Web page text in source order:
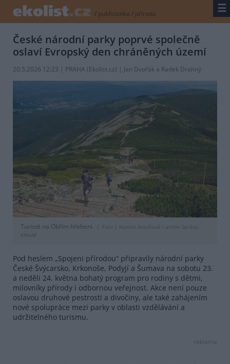
/ publicistika / příroda ☰
České národní parky poprvé společně
oslaví Evropský den chráněných území
20.5.2026 12:23 | PRAHA (Ekolist.cz) | Jan Dvořák a Radek Drahný
Turisté na Obřím hřebeni. Foto |
Kamila Antošová / archiv Správy
KRNAP
Pod heslem „Spojeni přírodou“ připravily národní parky
České Švýcarsko, Krkonoše, Podyjí a Šumava na sobotu 23.
a neděli 24. května bohatý program pro rodiny s dětmi,
milovníky přírody i odbornou veřejnost. Akce není pouze
oslavou druhové pestrosti a divočiny, ale také zahájením
nové spolupráce mezi parky v oblasti vzdělávání a
udržitelného turismu.
reklama